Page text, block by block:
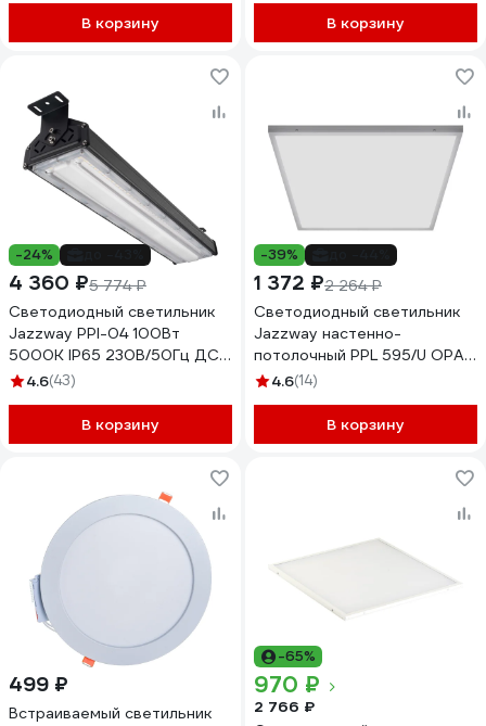
В корзину В корзину
-24%
4 360 ₽5 774 ₽
Светодиодный светильник
Jazzway PPI-04 100Вт
5000К IP65 230В/50Гц ДСП
для высоких пролетов
4.6(43)
В корзину
-39%
1 372 ₽2 264 ₽
Светодиодный светильник
Jazzway настенно-
потолочный PPL 595/U OPAL
40Вт 4000K 3400лм 25мм
универсальная встроенный
драйвер 5018204
4.6(14)
В корзину
499 ₽
Встраиваемый светильник
-65%
970 ₽
2 766 ₽